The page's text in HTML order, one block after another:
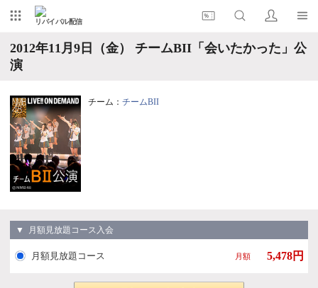
リバイバル配信
2012年11月9日（金） チームBII「会いたかった」公
演
チーム： チームBII
▼ 月額見放題コース入会
月額見放題コース 月額 5,478円